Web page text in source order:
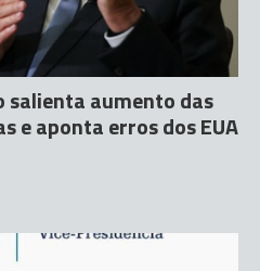
salienta aumento das
e aponta erros dos EUA